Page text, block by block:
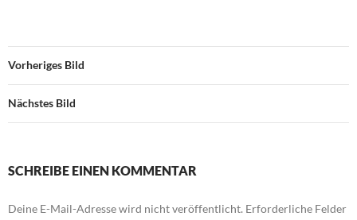
Vorheriges Bild
Nächstes Bild
SCHREIBE EINEN KOMMENTAR
Deine E-Mail-Adresse wird nicht veröffentlicht. Erforderliche Felder